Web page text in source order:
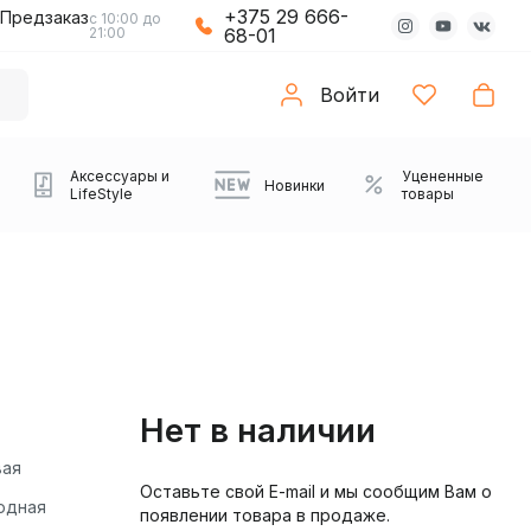
Предзаказс 10:00 до
21:00
+375 29 666-
68-01
Войти
Плееры Аудиоинтерфейсы
Виниловые
проигрыватели
Звуковые карты
Partybox
Саундбары
Компьютерные колонки Веб-камеры
Коврики с подсветкой Проекторы
Аксессуары и
LifeStyle
Зарядные устройства Транспорт
Новинки
Уцененные
товары
Нет в наличии
Оставьте свой E-mail и мы сообщим Вам о
появлении товара в продаже.